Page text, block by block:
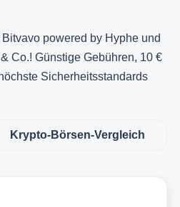
powered by Hyphe und
Co.! Günstige Gebühren, 10 €
Sicherheitsstandards
Krypto-Börsen-Vergleich